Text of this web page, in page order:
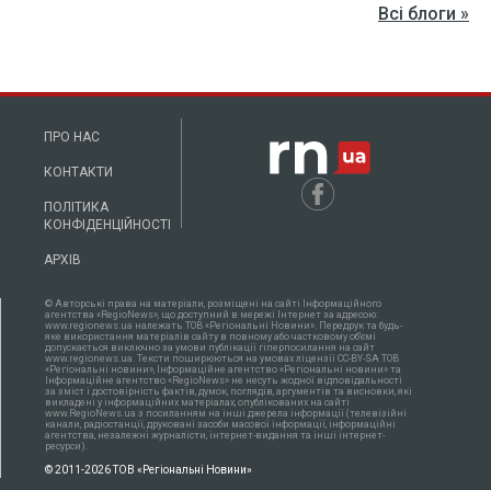
Всі блоги »
ПРО НАС
КОНТАКТИ
ПОЛІТИКА
КОНФІДЕНЦІЙНОСТІ
АРХІВ
© Авторські права на матеріали, розміщені на сайті Інформаційного
агентства «RegioNews», що доступний в мережі Інтернет за адресою:
www.regionews.ua належать ТОВ «Регіональні Новини». Передрук та будь-
яке використання матеріалів сайту в повному або частковому об'ємі
допускається виключно за умови публікації гіперпосилання на сайт
www.regionews.ua. Тексти поширюються нa умовах ліцензії CC-BY-SA ТОВ
«Регіональні новини», Інформаційне агентство «Регіональні новини» та
Інформаційне агентство «RegioNews» не несуть жодної відповідальності
за зміст і достовірність фактів, думок, поглядів, аргументів та висновки, які
викладені у інформаційних матеріалах, опублікованих на сайті
www.RegioNews.ua з посиланням на інші джерела інформації (телевізійні
канали, радіостанції, друковані засоби масової інформації, інформаційні
агентства, незалежні журналісти, інтернет-видання та інші інтернет-
ресурси).
© 2011-2026 ТОВ «Регіональні Новини»